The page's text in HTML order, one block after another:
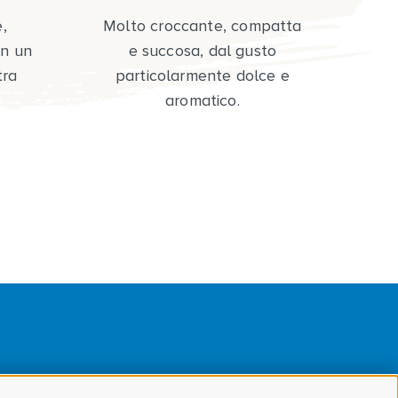
un
Molto croccante, compatta
e succosa, dal gusto
particolarmente dolce e
aromatico.